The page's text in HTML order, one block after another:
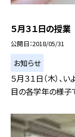
５月３１日の授
公開日 2018/05/31
お知らせ
５月３１日（木）、
目の各学年の様子